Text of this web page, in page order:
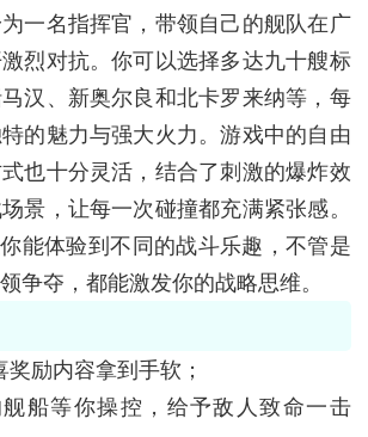
一名指挥官，带领自己的舰队在广
烈对抗。你可以选择多达九十艘标
汉、新奥尔良和北卡罗来纳等，每
的魅力与强大火力。游戏中的自由
也十分灵活，结合了刺激的爆炸效
景，让每一次碰撞都充满紧张感。
能体验到不同的战斗乐趣，不管是
争夺，都能激发你的战略思维。
励内容拿到手软；
船等你操控，给予敌人致命一击